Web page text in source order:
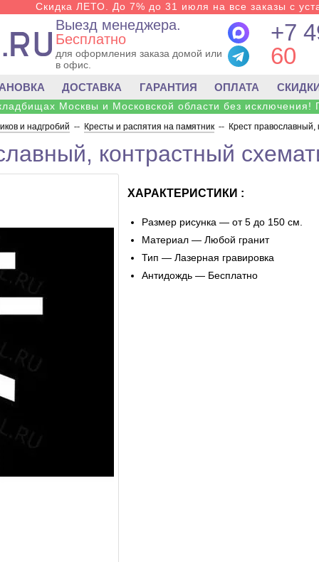
Скидка ЛЕТО. До 7% до 31 июля на все заказы с
Выезд менеджера.
Бесплатно
для оформления заказа домой или
в офис.
+7
60
ДОСТАВКА ГАРАНТИЯ ОПЛАТА
Москвы и Московской области без исключения!
и надгробий -- Кресты и распятия на памятник -- Крест
контрастный
ХАРАКТЕРИСТИКИ :
Размер рисунка — от 5 до 150 см.
Материал — Любой гранит
Тип — Лазерная гравировка
Антидождь — Бесплатно